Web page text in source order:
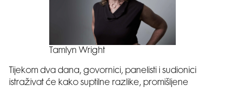
Tamlyn Wright
Tijekom dva dana, govornici, panelisti i sudionici
istraživat će kako suptilne razlike, promišljene